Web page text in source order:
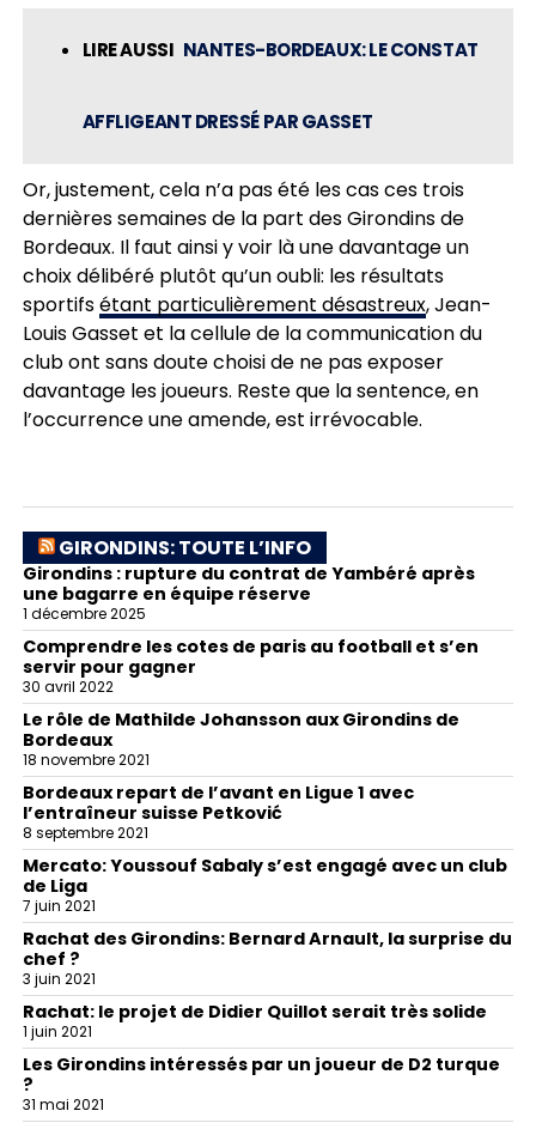
LIRE AUSSI NANTES-BORDEAUX: LE CONSTAT
AFFLIGEANT DRESSÉ PAR GASSET
Or, justement, cela n’a pas été les cas ces trois
dernières semaines de la part des Girondins de
Bordeaux. Il faut ainsi y voir là une davantage un
choix délibéré plutôt qu’un oubli: les résultats
sportifsétant particulièrement désastreux, Jean-
Louis Gasset et la cellule de la communication du
club ont sans doute choisi de ne pas exposer
davantage les joueurs. Reste que la sentence, en
l’occurrence une amende, est irrévocable.
GIRONDINS: TOUTE L’INFO
Girondins : rupture du contrat de Yambéré après
une bagarre en équipe réserve
1 décembre 2025
Comprendre les cotes de paris au football et s’en
servir pour gagner
30 avril 2022
Le rôle de Mathilde Johansson aux Girondins de
Bordeaux
18 novembre 2021
Bordeaux repart de l’avant en Ligue 1 avec
l’entraîneur suisse Petković
8 septembre 2021
Mercato: Youssouf Sabaly s’est engagé avec un club
de Liga
7 juin 2021
Rachat des Girondins: Bernard Arnault, la surprise du
chef ?
3 juin 2021
Rachat: le projet de Didier Quillot serait très solide
1 juin 2021
Les Girondins intéressés par un joueur de D2 turque
?
31 mai 2021